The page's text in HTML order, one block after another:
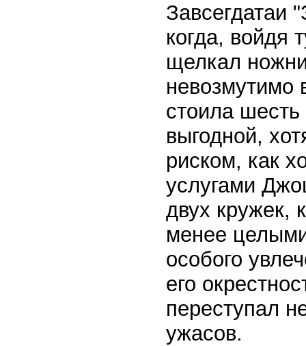
Завсегдатаи
когда, войдя
щелкал
невозмутимо
стоила
выгодной,
риском, как
услугами
двух кружек,
менее
особого
его
переступал
ужасов.